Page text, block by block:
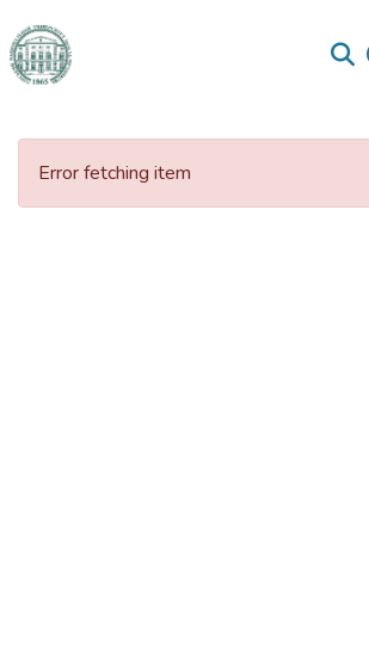
Communities
Error fetching item